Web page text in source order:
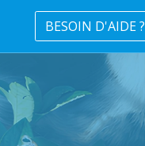
BESOIN D'AIDE ?